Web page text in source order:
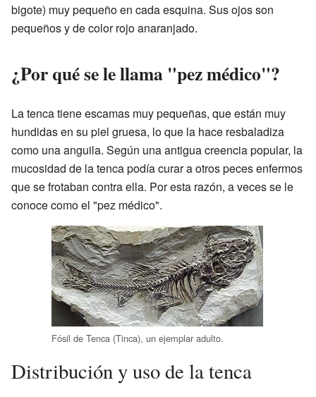
bigote) muy pequeño en cada esquina. Sus ojos son
pequeños y de color rojo anaranjado.
¿Por qué se le llama "pez médico"?
La tenca tiene escamas muy pequeñas, que están muy
hundidas en su piel gruesa, lo que la hace resbaladiza
como una anguila. Según una antigua creencia popular, la
mucosidad de la tenca podía curar a otros peces enfermos
que se frotaban contra ella. Por esta razón, a veces se le
conoce como el "pez médico".
Fósil de Tenca (Tinca), un ejemplar adulto.
Distribución y uso de la tenca